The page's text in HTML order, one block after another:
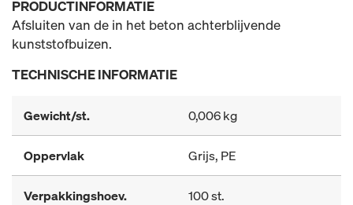
PRODUCTINFORMATIE
Afsluiten van de in het beton achterblijvende
kunststofbuizen.
TECHNISCHE INFORMATIE
Gewicht/st. 0,006 kg
Oppervlak Grijs, PE
Verpakkingshoev. 100 st.